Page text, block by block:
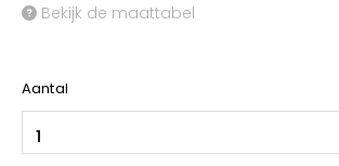
Bekijk de maattabel
Aantal